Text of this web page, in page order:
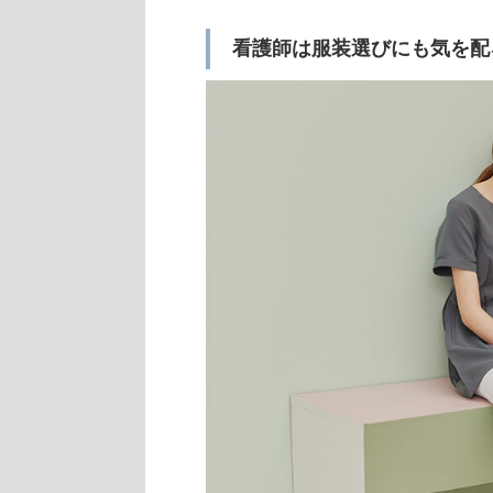
看護師は服装選びにも気を